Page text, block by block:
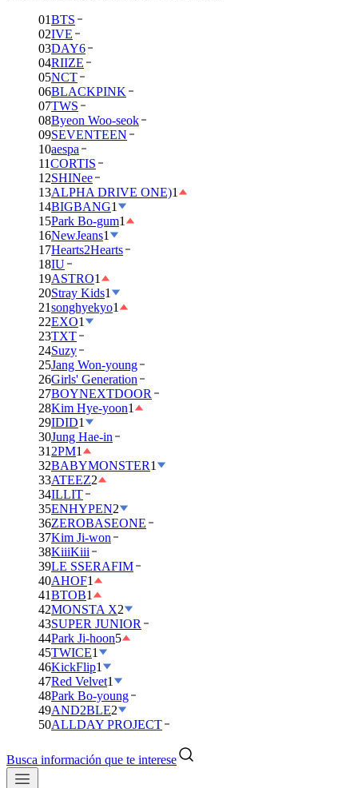
01BTS
02IVE
03DAY6
04RIIZE
05NCT
06BLACKPINK
07TWS
08Byeon Woo-seok
09SEVENTEEN
10aespa
11CORTIS
12SHINee
13ALPHA DRIVE ONE)1
14BIGBANG1
15Park Bo-gum1
16NewJeans1
17Hearts2Hearts
18IU
19ASTRO1
20Stray Kids1
21songhyekyo1
22EXO1
23TXT
24Suzy
25Jang Won-young
26Girls' Generation
27BOYNEXTDOOR
28Kim Hye-yoon1
29IDID1
30Jung Hae-in
31 2PM1
32BABYMONSTER1
33ATEEZ2
34ILLIT
35ENHYPEN2
36ZEROBASEONE
37Kim Ji-won
38KiiiKiii
39LE SSERAFIM
40AHOF1
41BTOB1
42MONSTA X2
43SUPER JUNIOR
44Park Ji-hoon5
45TWICE1
46KickFlip1
47Red Velvet1
48Park Bo-young
49AND2BLE2
50ALLDAY PROJECT
Busca información que te interese